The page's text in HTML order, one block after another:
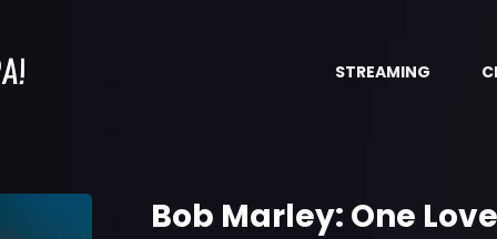
STREAMING
Bob Marley: One Love